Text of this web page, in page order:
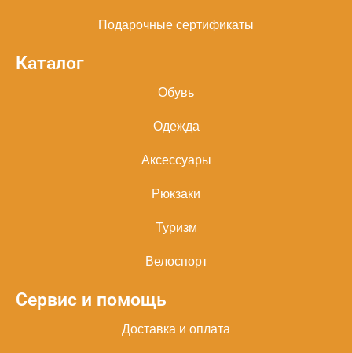
Подарочные сертификаты
Каталог
Обувь
Одежда
Аксессуары
Рюкзаки
Туризм
Велоспорт
Сервис и помощь
Доставка и оплата